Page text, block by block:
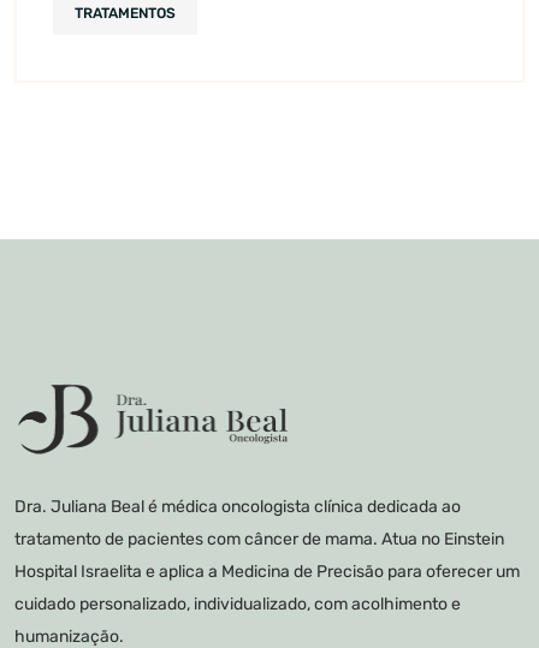
TRATAMENTOS
Dra. Juliana Beal é médica oncologista clínica dedicada ao
tratamento de pacientes com câncer de mama. Atua no Einstein
Hospital Israelita e aplica a Medicina de Precisão para oferecer um
cuidado personalizado, individualizado, com acolhimento e
humanização.